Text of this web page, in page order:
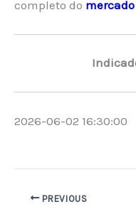
completo do
2026-06-02 16:30:00
PREVIOUS